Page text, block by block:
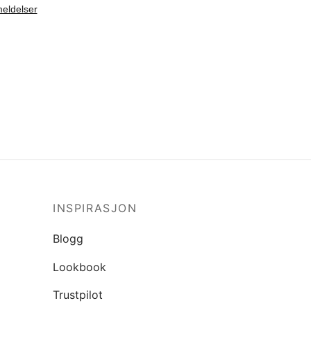
INSPIRASJON
Blogg
Lookbook
Trustpilot